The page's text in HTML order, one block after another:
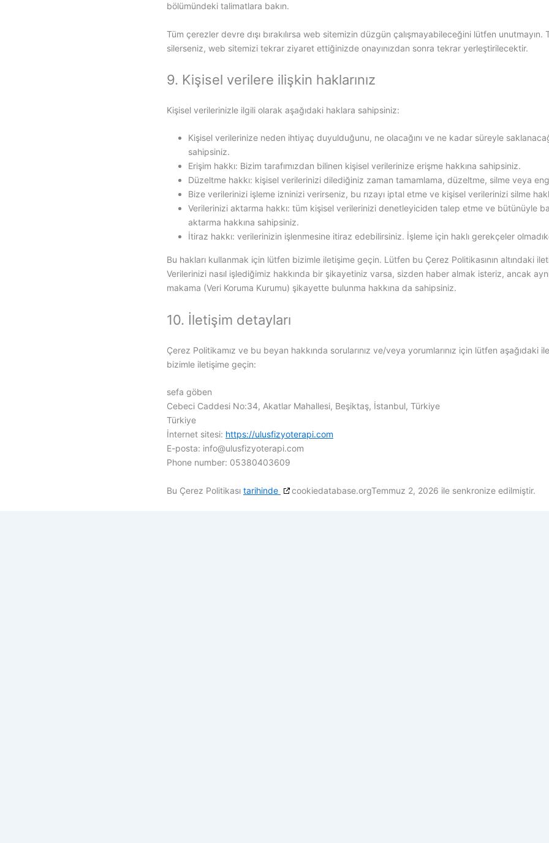
bölümündeki talimatlara bakın.
Tüm çerezler devre dışı bırakılırsa web sitemizin düzgün çalışmayabileceğini lütfen unutmayın.
silerseniz, web sitemizi tekrar ziyaret ettiğinizde onayınızdan sonra tekrar yerleştirilecektir.
9. Kişisel verilere ilişkin haklarınız
Kişisel verilerinizle ilgili olarak aşağıdaki haklara sahipsiniz:
Kişisel verilerinize neden ihtiyaç duyulduğunu, ne olacağını ve ne kadar süreyle
sahipsiniz.
Erişim hakkı: Bizim tarafımızdan bilinen kişisel verilerinize erişme hakkına sahipsiniz.
Düzeltme hakkı: kişisel verilerinizi dilediğiniz zaman tamamlama, düzeltme, silme veya
Bize verilerinizi işleme izninizi verirseniz, bu rızayı iptal etme ve kişisel verilerinizi silme
Verilerinizi aktarma hakkı: tüm kişisel verilerinizi denetleyiciden talep etme ve bütünüyle
aktarma hakkına sahipsiniz.
İtiraz hakkı: verilerinizin işlenmesine itiraz edebilirsiniz. İşleme için haklı gerekçeler
Bu hakları kullanmak için lütfen bizimle iletişime geçin. Lütfen bu Çerez Politikasının altındaki
Verilerinizi nasıl işlediğimiz hakkında bir şikayetiniz varsa, sizden haber almak isteriz, ancak
makama (Veri Koruma Kurumu) şikayette bulunma hakkına da sahipsiniz.
10. İletişim detayları
Çerez Politikamız ve bu beyan hakkında sorularınız ve/veya yorumlarınız için lütfen aşağıdaki
bizimle iletişime geçin:
sefa göben
Cebeci Caddesi No:34, Akatlar Mahallesi, Beşiktaş, İstanbul, Türkiye
Türkiye
İnternet sitesi: https://ulusfizyoterapi.com
E-posta: info@ulusfizyoterapi.com
Phone number: 05380403609
Bu Çerez Politikası tarihinde cookiedatabase.orgTemmuz 2, 2026 ile senkronize edilmiştir.